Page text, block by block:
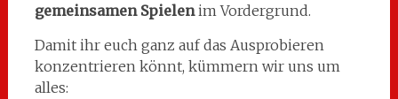
gemeinsamen Spielenim Vordergrund.
Damit ihr euch ganz auf das Ausprobieren
konzentrieren könnt, kümmern wir uns um
alles: